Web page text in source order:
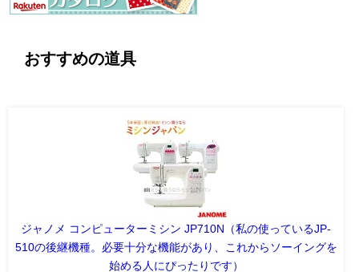
おすすめの道具
ジャノメ コンピューターミシン JP710N（私の使っているJP-
510の後継機種。必要十分な機能があり、これからソーイングを
始める人にぴったりです）